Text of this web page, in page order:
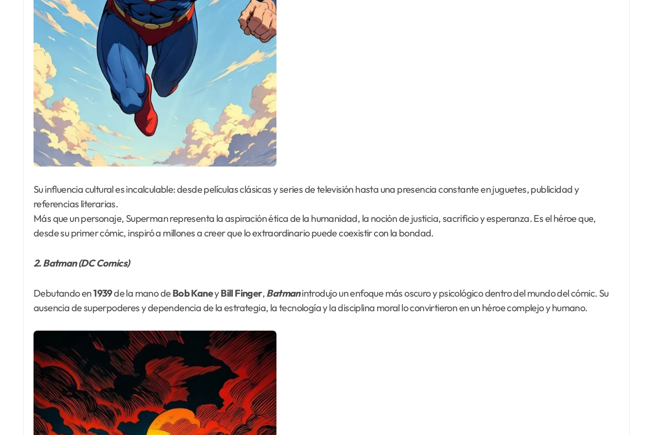
Su influencia cultural es incalculable: desde películas clásicas y series de televisión hasta una presencia constante en juguetes, publicidad y
referencias literarias.
Más que un personaje, Superman representa la aspiración ética de la humanidad, la noción de justicia, sacrificio y esperanza. Es el héroe que,
desde su primer cómic, inspiró a millones a creer que lo extraordinario puede coexistir con la bondad.
2. Batman (DC Comics)
Debutando en1939de la mano de BobKaneyBill Finger, Batmanintrodujo un enfoque más oscuro y psicológico dentro del mundo del cómic. Su
ausencia de superpoderes y dependencia de la estrategia, la tecnología y la disciplina moral lo convirtieron en un héroe complejo y humano.